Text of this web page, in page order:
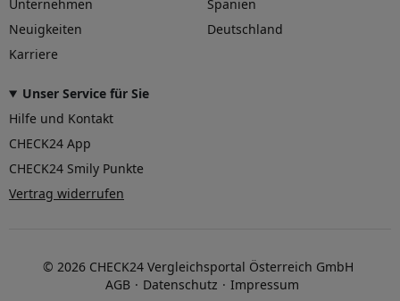
Unternehmen
Neuigkeiten
Karriere
Spanien
Deutschland
Unser Service für Sie
Hilfe und Kontakt
CHECK24 App
CHECK24 Smily Punkte
Vertrag widerrufen
© 2026 CHECK24 Vergleichsportal Österreich GmbH
AGB
Datenschutz Impressum